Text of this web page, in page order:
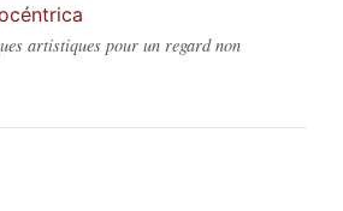
artistiques pour un regard non